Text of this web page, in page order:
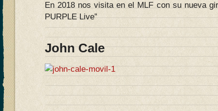
En 2018 nos visita en el MLF con su nueva
PURPLE Live”
John Cale